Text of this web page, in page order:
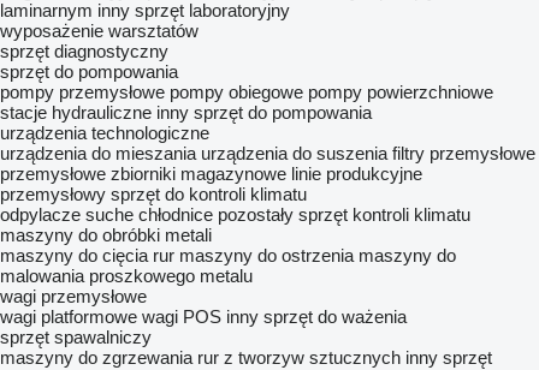
laminarnym inny sprzęt laboratoryjny
wyposażenie warsztatów
sprzęt diagnostyczny
sprzęt do pompowania
pompy przemysłowe pompy obiegowe pompy powierzchniowe
stacje hydrauliczne inny sprzęt do pompowania
urządzenia technologiczne
urządzenia do mieszania urządzenia do suszenia filtry przemysłowe
przemysłowe zbiorniki magazynowe linie produkcyjne
przemysłowy sprzęt do kontroli klimatu
odpylacze suche chłodnice pozostały sprzęt kontroli klimatu
maszyny do obróbki metali
maszyny do cięcia rur maszyny do ostrzenia maszyny do
malowania proszkowego metalu
wagi przemysłowe
wagi platformowe wagi POS inny sprzęt do ważenia
sprzęt spawalniczy
maszyny do zgrzewania rur z tworzyw sztucznych inny sprzęt